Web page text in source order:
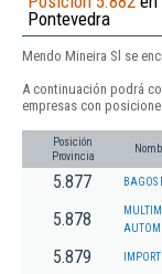
Pontevedra
Mendo Mineira Sl se
A continuación podrá
empresas con
Posición
Provincia
5.877 BAGOS
5.878
5.879